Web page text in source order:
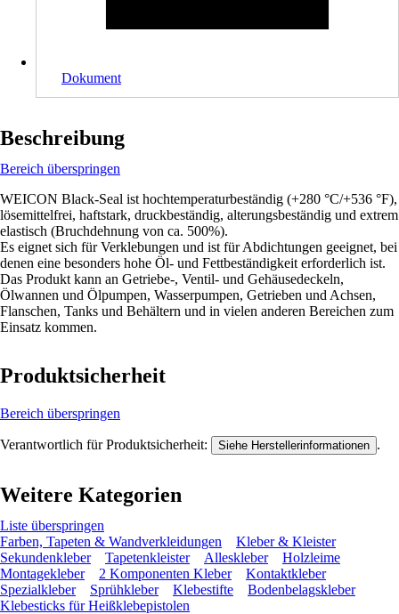
Dokument
Beschreibung
Bereich überspringen
WEICON Black-Seal ist hochtemperaturbeständig (+280 °C/+536 °F),
lösemittelfrei, haftstark, druckbeständig, alterungsbeständig und extrem
elastisch (Bruchdehnung von ca. 500%).
Es eignet sich für Verklebungen und ist für Abdichtungen geeignet, bei
denen eine besonders hohe Öl- und Fettbeständigkeit erforderlich ist.
Das Produkt kann an Getriebe-, Ventil- und Gehäusedeckeln,
Ölwannen und Ölpumpen, Wasserpumpen, Getrieben und Achsen,
Flanschen, Tanks und Behältern und in vielen anderen Bereichen zum
Einsatz kommen.
Produktsicherheit
Bereich überspringen
Verantwortlich für Produktsicherheit: Siehe Herstellerinformationen .
Weitere Kategorien
Liste überspringen
Farben, Tapeten & Wandverkleidungen
Kleber & Kleister
Sekundenkleber
Tapetenkleister Alleskleber
Holzleime
Montagekleber
2 Komponenten Kleber
Kontaktkleber
Spezialkleber
Sprühkleber Klebestifte
Bodenbelagskleber
Klebesticks für Heißklebepistolen